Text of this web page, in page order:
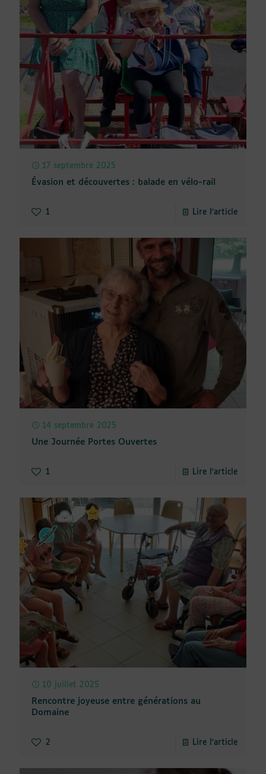
17 septembre 2025
Évasion et découvertes : balade en vélo-rail
1 Lire l'article
14 septembre 2025
Une Journée Portes Ouvertes
1 Lire l'article
10 juillet 2025
Rencontre joyeuse entre générations au
Domaine
2 Lire l'article